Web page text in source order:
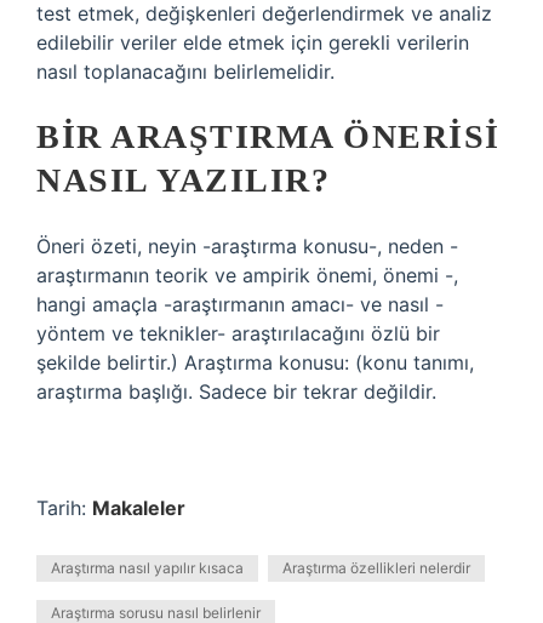
test etmek, değişkenleri değerlendirmek ve analiz
edilebilir veriler elde etmek için gerekli verilerin
nasıl toplanacağını belirlemelidir.
BIR ARAŞTIRMA ÖNERISI
NASIL YAZILIR?
Öneri özeti, neyin -araştırma konusu-, neden -
araştırmanın teorik ve ampirik önemi, önemi -,
hangi amaçla -araştırmanın amacı- ve nasıl -
yöntem ve teknikler- araştırılacağını özlü bir
şekilde belirtir.) Araştırma konusu: (konu tanımı,
araştırma başlığı. Sadece bir tekrar değildir.
Tarih: Makaleler
Araştırma nasıl yapılır kısaca Araştırma özellikleri nelerdir
Araştırma sorusu nasıl belirlenir